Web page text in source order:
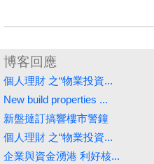
博客回應
個人理財 之“物業投資...
New build properties ...
新盤撻訂搞響樓市警鐘
個人理財 之“物業投資...
企業與資金湧港 利好核...